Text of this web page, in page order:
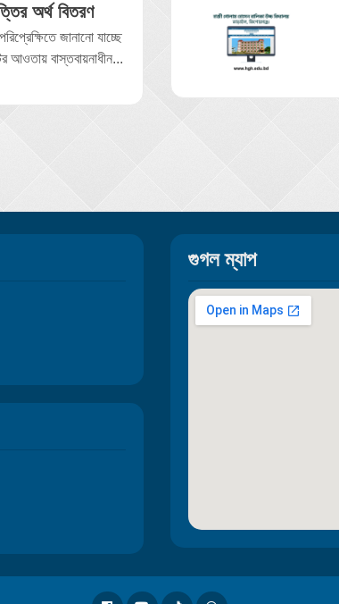
অর্থ বিতরণ
জানানো যাচ্ছে
আওতায় বাস্তবায়নাধীন...
গুগল ম্যাপ